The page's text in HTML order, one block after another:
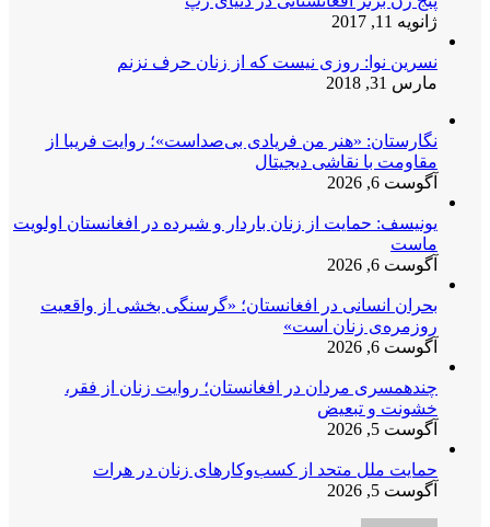
ژانویه 11, 2017
نسرین نوا: روزی نیست که از زنان حرف نزنم
مارس 31, 2018
نگارستان: «هنر من فریادی بی‌صداست»؛ روایت فریبا از
مقاومت با نقاشی دیجیتال
آگوست 6, 2026
یونیسف: حمایت از زنان باردار و شیرده در افغانستان اولویت
ماست
آگوست 6, 2026
بحران انسانی در افغانستان؛ «گرسنگی بخشی از واقعیت
روزمره‌ی زنان است»
آگوست 6, 2026
چندهمسری مردان در افغانستان؛ روایت زنان از فقر،
خشونت و تبعیض
آگوست 5, 2026
حمایت ملل متحد از کسب‌وکارهای زنان در هرات
آگوست 5, 2026